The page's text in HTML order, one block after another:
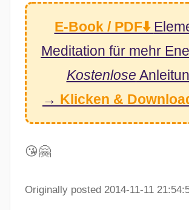
E-Book / PDF⬇️
Meditation für mehr
Kostenlose
→ Klicken &
😘🤗
Originally posted 2014-11-11